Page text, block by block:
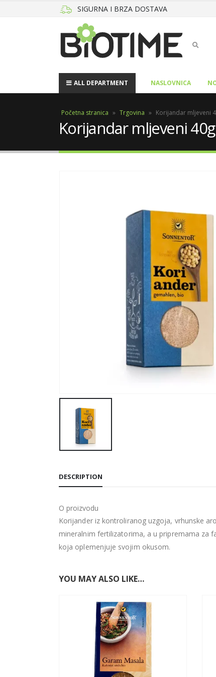
SIGURNA I BRZA DOSTAVA
ALL DEPARTMENT NASLOVNICA
Početna stranica » Trgovina » Korijandar mljeveni
Korijandar mljeveni
DESCRIPTION
O proizvodu
Korijander iz kontroliranog uzgoja, vrhunske
mineralnim fertilizatorima, a u pripremama za
koja oplemenjuje svojim okusom.
YOU MAY ALSO LIKE…